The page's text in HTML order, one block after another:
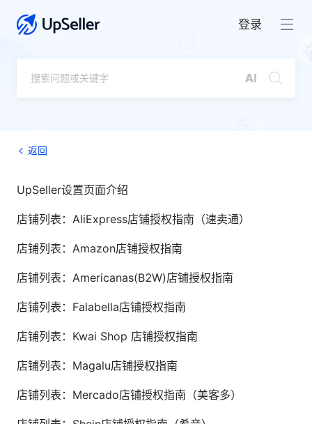
登录
返回
UpSeller设置页面介绍
店铺列表：AliExpress店铺授权指南（速卖通）
店铺列表：Amazon店铺授权指南
店铺列表：Americanas(B2W)店铺授权指南
店铺列表：Falabella店铺授权指南
店铺列表：Kwai Shop 店铺授权指南
店铺列表：Magalu店铺授权指南
店铺列表：Mercado店铺授权指南（美客多）